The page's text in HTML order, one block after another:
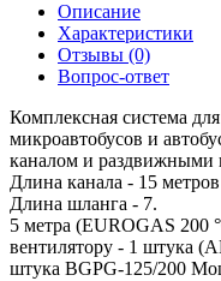
Описание
Характеристики
Отзывы (0)
Вопрос-ответ
Комплексная система
микроавтобусов и
каналом и раздвижными
Длина канала - 15
Длина шланга - 7.
5 метра (EUROGAS 200
вентилятору - 1 штука
штука BGPG-125/200